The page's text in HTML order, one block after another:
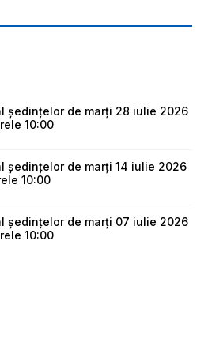
ședințelor de marți 28 iulie 2026
10:00
ședințelor de marți 14 iulie 2026
10:00
ședințelor de marți 07 iulie 2026
10:00